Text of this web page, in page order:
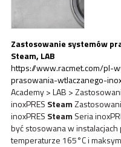
Zastosowanie systemów
Steam, LAB
https://www.racmet.com/pl-
prasowania-wtlaczanego-
Academy > LAB >
inoxPRES Steam
inoxPRES Steam Seria
być stosowana w
temperaturze 165°C i